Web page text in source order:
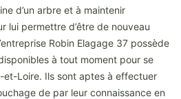
d’un arbre et à maintenir
lui permettre d’être de nouveau
Robin Elagage 37 possède
à tout moment pour se
et-Loire. Ils sont aptes à effectuer
de par leur connaissance en